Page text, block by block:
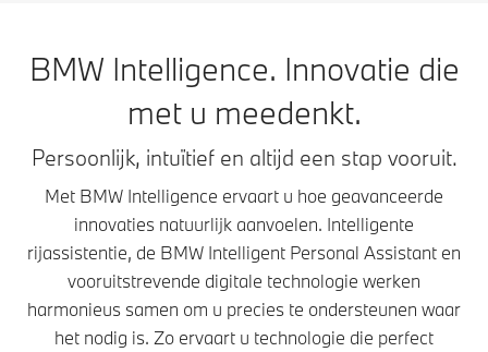
BMW Intelligence. Innovatie die
met u meedenkt.
Persoonlijk, intuïtief en altijd een stap vooruit.
Met BMW Intelligence ervaart u hoe geavanceerde
innovaties natuurlijk aanvoelen. Intelligente
rijassistentie, de BMW Intelligent Personal Assistant en
vooruitstrevende digitale technologie werken
harmonieus samen om u precies te ondersteunen waar
het nodig is. Zo ervaart u technologie die perfect